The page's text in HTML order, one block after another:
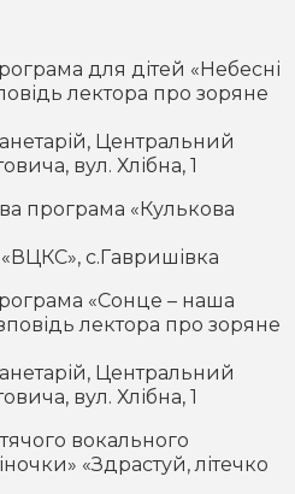
для дітей «Небесні
лектора про зоряне
Центральний
вул. Хлібна, 1
програма «Кулькова
с.Гавришівка
«Сонце – наша
лектора про зоряне
Центральний
вул. Хлібна, 1
вокального
«Здрастуй, літечко